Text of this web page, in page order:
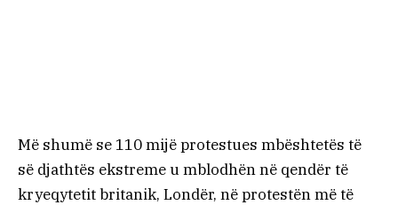
Më shumë se 110 mijë protestues mbështetës të
së djathtës ekstreme u mblodhën në qendër të
kryeqytetit britanik, Londër, në protestën më të